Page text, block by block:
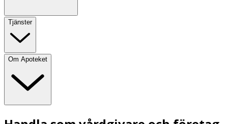
Tjänster
Om Apoteket